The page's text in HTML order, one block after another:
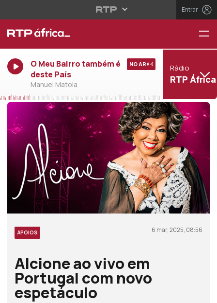
Entrar
O Meu Bairro também é
deste País
Manuel Matola
NO AR Rádio
RTP África
APOIOS 6 mar, 2025, 08:56
Alcione ao vivo em
Portugal com novo
espetáculo